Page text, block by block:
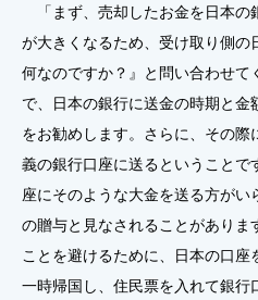
「まず、売却したお金を日本の
が大きくなるため、受け取り側
何なのですか？』と問い合わせ
で、日本の銀行に送金の時期と金
をお勧めします。さらに、その際
義の銀行口座に送るということで
座にそのような大金を送る方が
の贈与と見なされることがありま
ことを避けるために、日本の口座
一時帰国し、住民票を入れて銀